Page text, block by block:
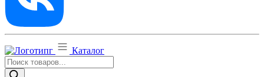
Каталог
Поиск
товаров